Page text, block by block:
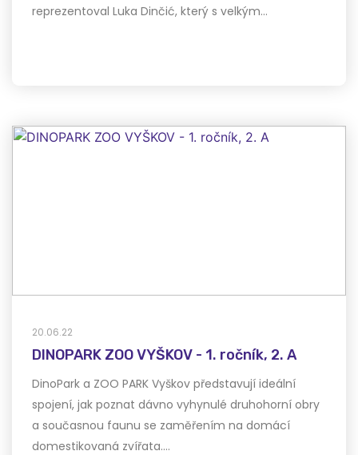
reprezentoval Luka Dinčić, který s velkým…
20.06.22
DINOPARK ZOO VYŠKOV - 1. ročník, 2. A
DinoPark a ZOO PARK Vyškov představují ideální
spojení, jak poznat dávno vyhynulé druhohorní obry
a současnou faunu se zaměřením na domácí
domestikovaná zvířata.…